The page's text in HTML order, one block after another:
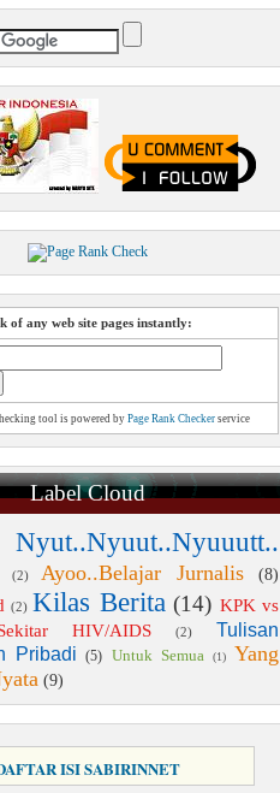
of any web site pages instantly:
tool is powered by Page Rank Checker service
Label Cloud
(2) Ayoo..Belajar Jurnalis
(8)
(2) Kilas Berita (14) KPK vs
HIV/AIDS (2)
Tulisan
Pribadi (5) Untuk Semua (1)
Yang
(9)
ISI SABIRINNET